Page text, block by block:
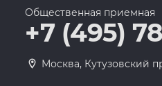
Общественная приемная
+7 (495)
Москва, Кутузовский